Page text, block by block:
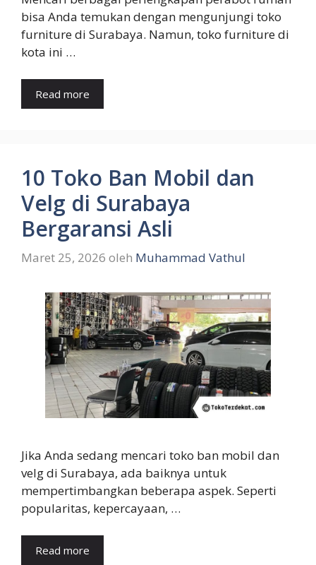
bisa Anda temukan dengan mengunjungi toko
furniture di Surabaya. Namun, toko furniture di
kota ini …
Read more
10 Toko Ban Mobil dan
Velg di Surabaya
Bergaransi Asli
Maret 25, 2026 oleh Muhammad Vathul
Jika Anda sedang mencari toko ban mobil dan
velg di Surabaya, ada baiknya untuk
mempertimbangkan beberapa aspek. Seperti
popularitas, kepercayaan, …
Read more